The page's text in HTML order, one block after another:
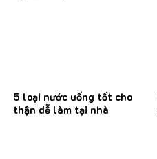
5 loại nước uống tốt cho
thận dễ làm tại nhà